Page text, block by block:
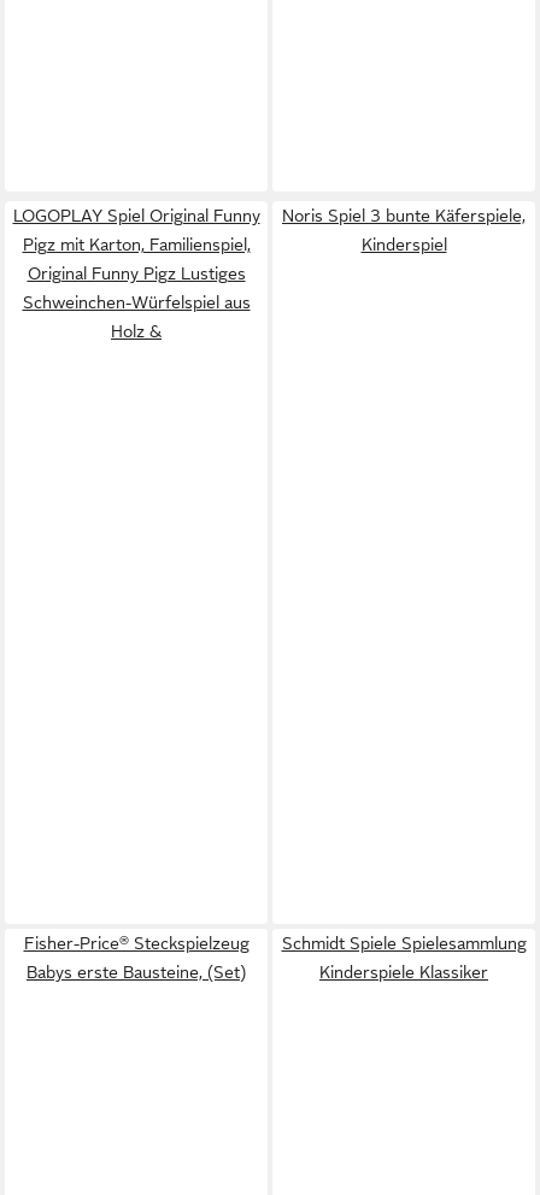
LOGOPLAY Spiel Original Funny
Pigz mit Karton, Familienspiel,
Original Funny Pigz Lustiges
Schweinchen-Würfelspiel aus
Holz &
Noris Spiel 3 bunte Käferspiele,
Kinderspiel
Fisher-Price® Steckspielzeug
Babys erste Bausteine, (Set)
Schmidt Spiele Spielesammlung
Kinderspiele Klassiker